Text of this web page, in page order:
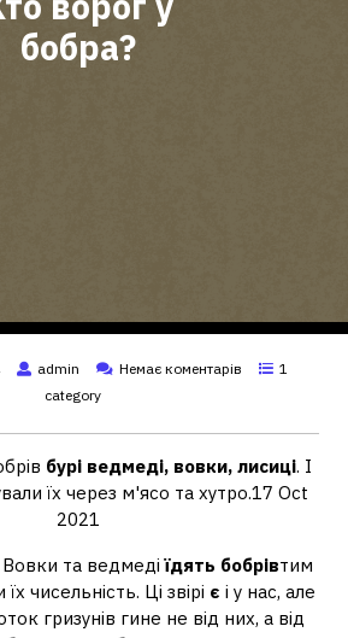
бобра?
admin Немає коментарів
1
category
бурі ведмеді, вовки, лисиці. І
їх через м'ясо та хутро.17 Oct
2021
Вовки та ведмедіїдять бобрівтим
чисельність. Ці звірі є і у нас, але
гризунів гине не від них, а від